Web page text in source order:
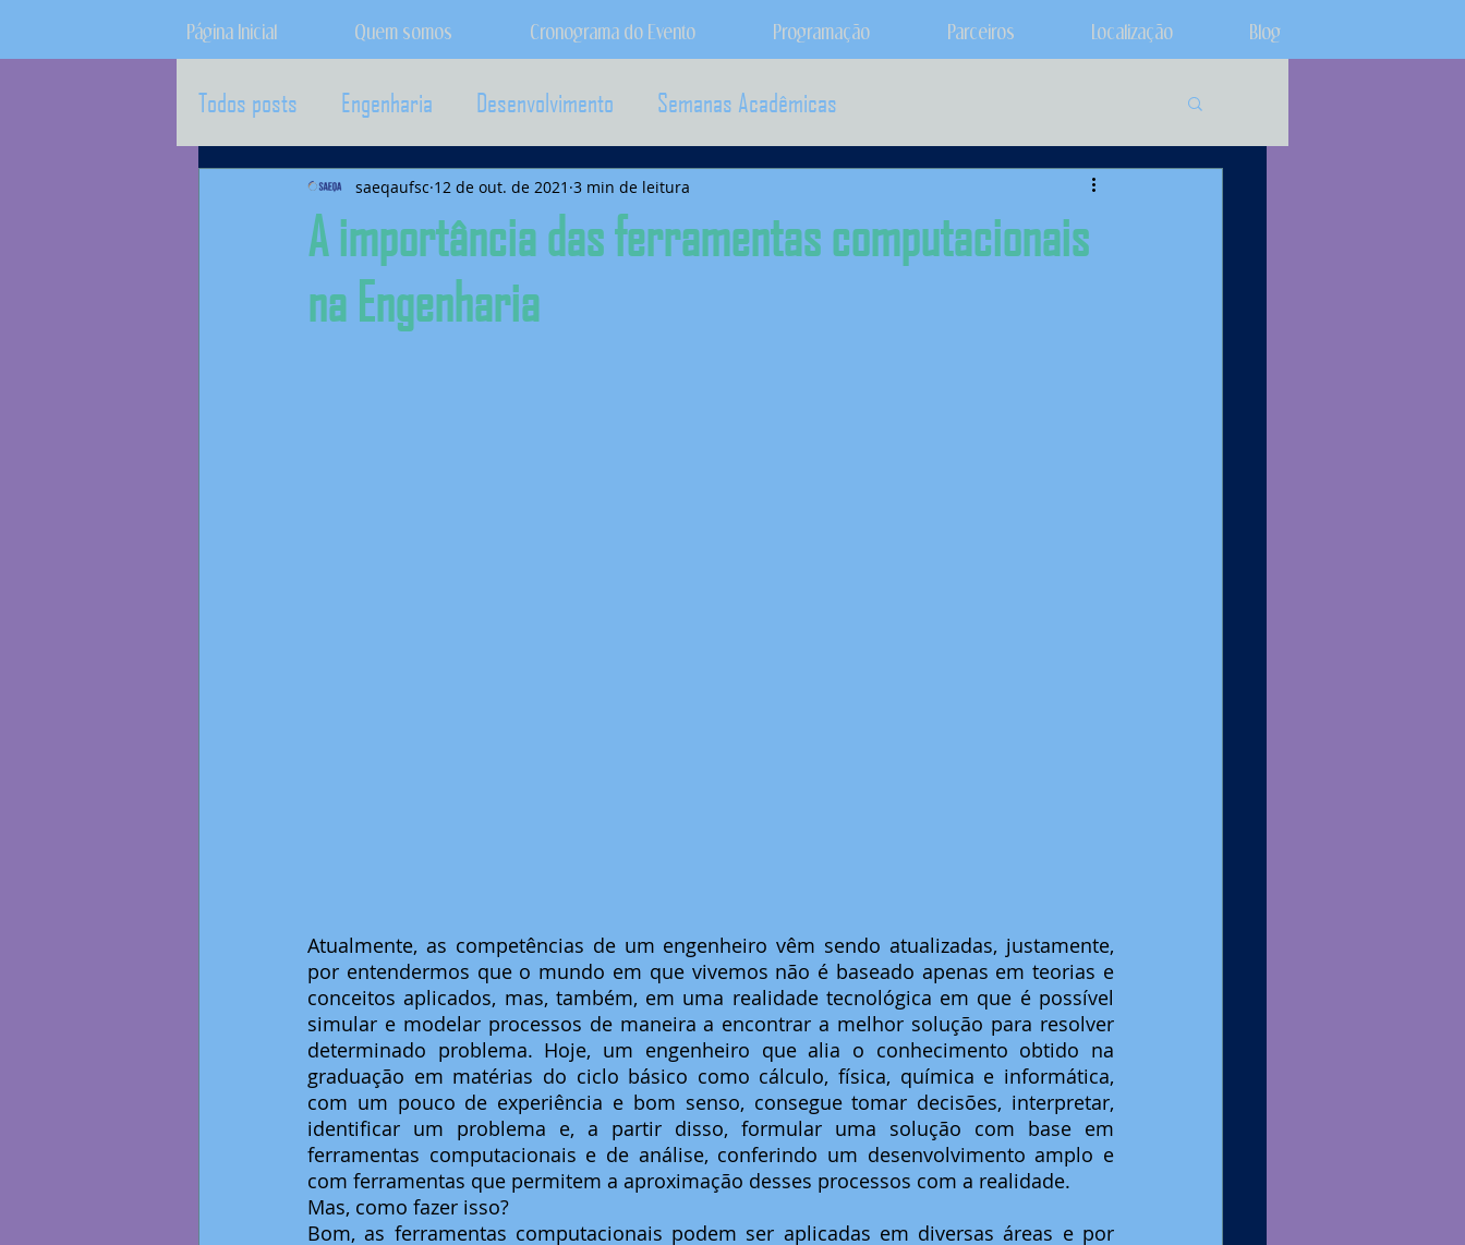
Página Inicial Quem somos Cronograma do Evento Programação Parceiros Localização Blog
Todos posts Engenharia Desenvolvimento Semanas Acadêmicas
A importância das ferramentas computacionais
na Engenharia
saeqaufsc 12 de out. de 2021 3 min de leitura
Atualmente, as competências de um engenheiro vêm sendo atualizadas, justamente,
por entendermos que o mundo em que vivemos não é baseado apenas em teorias e
conceitos aplicados, mas, também, em uma realidade tecnológica em que é possível
simular e modelar processos de maneira a encontrar a melhor solução para resolver
determinado problema. Hoje, um engenheiro que alia o conhecimento obtido na
graduação em matérias do ciclo básico como cálculo, física, química e informática,
com um pouco de experiência e bom senso, consegue tomar decisões, interpretar,
identificar um problema e, a partir disso, formular uma solução com base em
ferramentas computacionais e de análise, conferindo um desenvolvimento amplo e
com ferramentas que permitem a aproximação desses processos com a realidade.
Mas, como fazer isso?
Bom, as ferramentas computacionais podem ser aplicadas em diversas áreas e por